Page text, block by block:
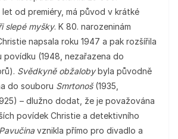
od premiéry, má původ v krátké
slepé myšky. K 80. narozeninám
napsala roku 1947 a pak rozšířila
povídku (1948, nezařazena do
Svědkyně obžalobybyla původně
do souboru Smrtonoš(1935,
– dlužno dodat, že je považována
povídek Christie a detektivního
Pavučina vznikla přímo pro divadlo a